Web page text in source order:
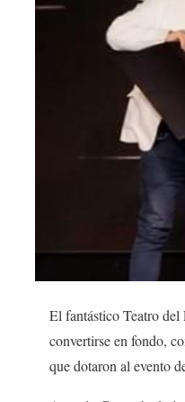
El fantástico Teatro del
convertirse en fondo,
que dotaron al evento